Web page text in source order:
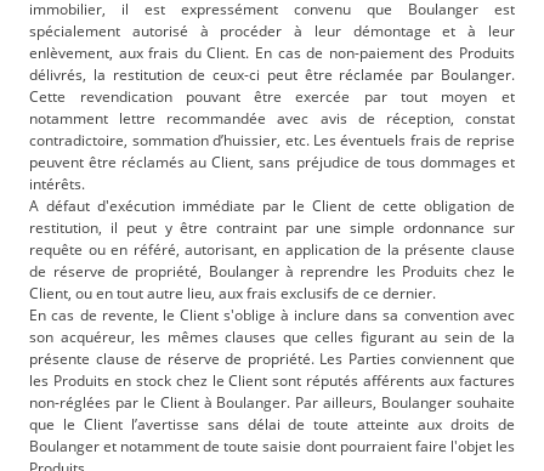
immobilier, il est expressément convenu que Boulanger est
spécialement autorisé à procéder à leur démontage et à leur
enlèvement, aux frais du Client. En cas de non-paiement des Produits
délivrés, la restitution de ceux-ci peut être réclamée par Boulanger.
Cette revendication pouvant être exercée par tout moyen et
notamment lettre recommandée avec avis de réception, constat
contradictoire, sommation d’huissier, etc. Les éventuels frais de reprise
peuvent être réclamés au Client, sans préjudice de tous dommages et
intérêts.
A défaut d'exécution immédiate par le Client de cette obligation de
restitution, il peut y être contraint par une simple ordonnance sur
requête ou en référé, autorisant, en application de la présente clause
de réserve de propriété, Boulanger à reprendre les Produits chez le
Client, ou en tout autre lieu, aux frais exclusifs de ce dernier.
En cas de revente, le Client s'oblige à inclure dans sa convention avec
son acquéreur, les mêmes clauses que celles figurant au sein de la
présente clause de réserve de propriété. Les Parties conviennent que
les Produits en stock chez le Client sont réputés afférents aux factures
non-réglées par le Client à Boulanger. Par ailleurs, Boulanger souhaite
que le Client l’avertisse sans délai de toute atteinte aux droits de
Boulanger et notamment de toute saisie dont pourraient faire l'objet les